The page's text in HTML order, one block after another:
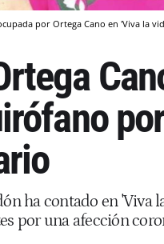
por Ortega Cano en 'Viva la
ha contado en 'Viva
por una afección